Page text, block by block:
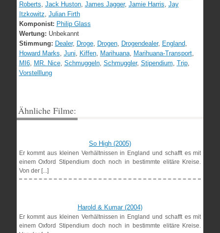
Roberts, Jack Huston, James Jagger, Jamie Harris, Jay
Itzkowitz, Julian Firth
Komponist: Philip Glass
Wertung: Unbekannt
Stimmung: Dealer, Droge, Drogen, Drogendealer, England,
Howard Marks, Juni, Kiffen, Marihuana, Marihuana-Transport,
MI6, MR. Nice, Schmuggeln, Schmuggler, Stipendium, Trip,
Vorstelllung
Ähnliche Filme:
So High (2005)
Er kommt aus kleinen Verhältnissen in England und schafft es mit
einem Oxford Stipendium doch noch in bestimmte elitäre Kreise.
Von der [...]
Harold & Kumar (2004)
Er kommt aus kleinen Verhältnissen in England und schafft es mit
einem Oxford Stipendium doch noch in bestimmte elitäre Kreise.